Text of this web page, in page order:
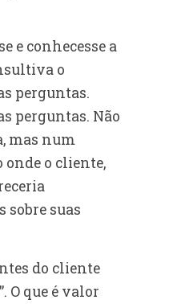
e conhecesse a
o
perguntas.
perguntas. Não
mas num
onde o cliente,
sobre suas
do cliente
O que é valor